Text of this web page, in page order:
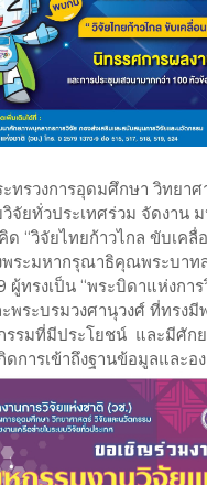
ทรวงการอุดมศึกษา วิทยา
จัยทั่วประเทศร่วม จัดงาน
ด “วิจัยไทยก้าวไกล ขับเค
มหากรุณาธิคุณพระบาท
ทรงเป็น “พระบิดาแห่งกา
ะพระบรมวงศานุวงศ์ ที่ทร
รมที่มีประโยชน์ และมีศัก
ดการเข้าถึงฐานข้อมูลและ